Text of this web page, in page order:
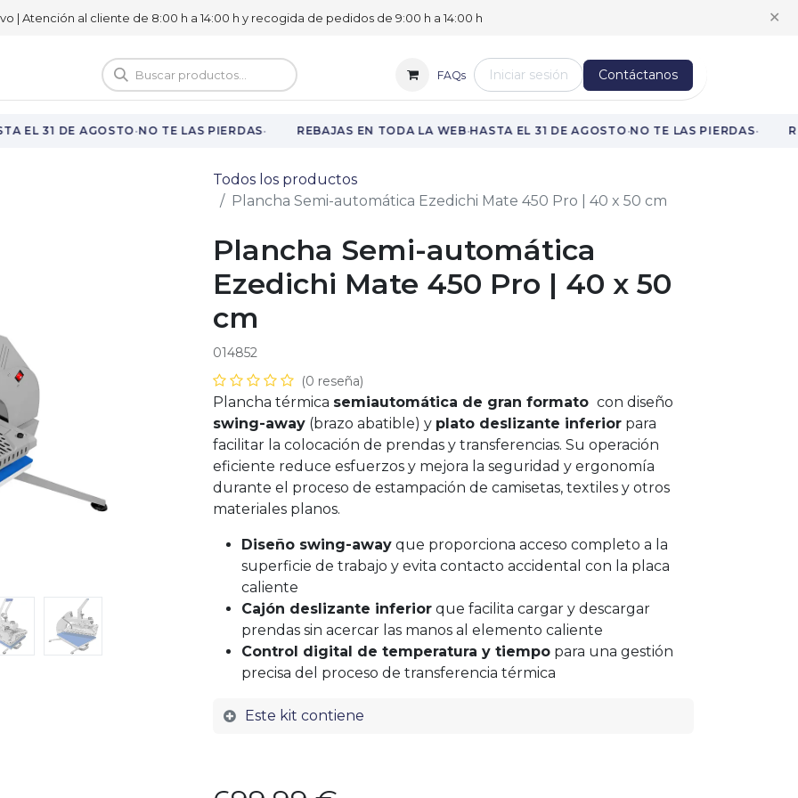
| Atención al cliente de 8:00 h a 14:00 h y recogida de pedidos de 9:00 h a 14:00 h ✕
Vuelta al cole FAQs Iniciar sesión Contáctanos
EL 31 DE AGOSTO·NO TE LAS PIERDAS· REBAJAS EN TODA LA WEB·HASTA EL 31 DE AGOSTO·NO TE LAS PIERDAS·
Todos los productos
Plancha Semi-automática Ezedichi Mate 450 Pro | 40 x 50 cm
Plancha Semi-automática
Ezedichi Mate 450 Pro | 40 x 50
cm
014852
(0 reseña)
Plancha térmica semiautomática de gran formato con diseño
swing-away (brazo abatible) y plato deslizante inferior para
facilitar la colocación de prendas y transferencias. Su operación
eficiente reduce esfuerzos y mejora la seguridad y ergonomía
durante el proceso de estampación de camisetas, textiles y otros
materiales planos.
Diseño swing-away que proporciona acceso completo a la
superficie de trabajo y evita contacto accidental con la placa
caliente
Cajón deslizante inferior que facilita cargar y descargar
prendas sin acercar las manos al elemento caliente
Control digital de temperatura y tiempo para una gestión
precisa del proceso de transferencia térmica
Este kit contiene